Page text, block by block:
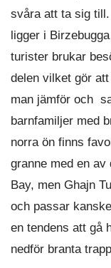
svåra att ta sig
ligger i
turister brukar
delen vilket gör
man jämför och
barnfamiljer med
norra ön finns
granne med en av
Bay, men Ghajn
och passar
en tendens att gå
nedför branta